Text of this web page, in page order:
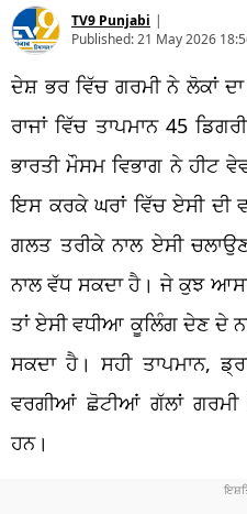
TV9 Punjabi |
Published:21 May 2026
ਦੇਸ਼ ਭਰ ਵਿੱਚ ਗਰਮੀ ਨੇ ਲੋਕਾਂ
ਰਾਜਾਂ ਵਿੱਚ ਤਾਪਮਾਨ 45
ਭਾਰਤੀ ਮੌਸਮ ਵਿਭਾਗ ਨੇ ਹੀਟ
ਇਸ ਕਰਕੇ ਘਰਾਂ ਵਿੱਚ ਏਸੀ ਦੀ
ਗਲਤ ਤਰੀਕੇ ਨਾਲ ਏਸੀ
ਨਾਲ ਵੱਧ ਸਕਦਾ ਹੈ। ਜੇ ਕੁਝ
ਤਾਂ ਏਸੀ ਵਧੀਆ ਕੂਲਿੰਗ ਦੇਣ ਦੇ
ਸਕਦਾ ਹੈ। ਸਹੀ ਤਾਪਮਾਨ,
ਵਰਗੀਆਂ ਛੋਟੀਆਂ ਗੱਲਾਂ ਗਰਮੀ
ਹਨ।